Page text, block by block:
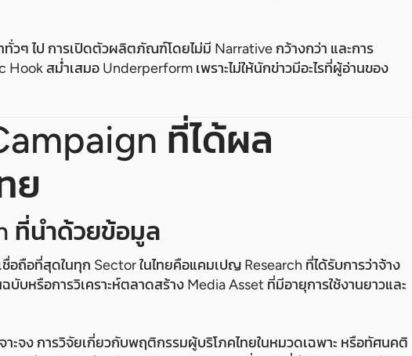
วๆ ไป การเปิดตัวผลิตภัณฑ์โดยไม่มี Narrative กว้างกว่า และการ
สม่ำเสมอ Underperform เพราะไม่ให้นักข่าวมีอะไรที่ผู้อ่านของ
ที่ได้ผล
ย
ที่นำด้วยข้อมูล
ชื่อถือที่สุดในทุก Sector ในไทยคือแคมเปญ Research ที่ได้รับการว่าจ้าง
บหรือการวิเคราะห์ตลาดสร้าง Media Asset ที่มีอายุการใช้งานยาวและ
าะจง การวิจัยเกี่ยวกับพฤติกรรมผู้บริโภคไทยในหมวดเฉพาะ หรือทัศนคติ